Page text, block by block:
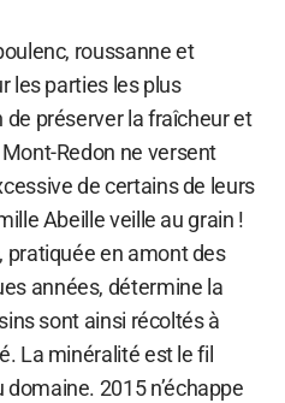
roussanne et
les parties les plus
préserver la fraîcheur et
Mont-Redon ne versent
de certains de leurs
Abeille veille au grain !
pratiquée en amont des
années, détermine la
sont ainsi récoltés à
La minéralité est le fil
2015 n’échappe